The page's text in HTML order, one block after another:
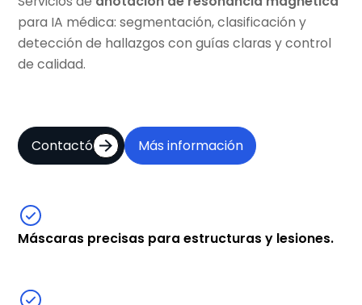
para IA médica: segmentación, clasificación y
detección de hallazgos con guías claras y control
de calidad.
Contactó Más información
Máscaras precisas para estructuras y lesiones.